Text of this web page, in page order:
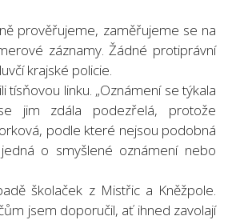
prověřujeme, zaměřujeme se na
záznamy. Žádné protiprávní
krajské policie.
linku. „Oznámení se týkala
jim zdála podezřelá, protože
podle které nejsou podobná
o smyšlené oznámení nebo
školaček z Mistřic a Kněžpole.
jsem doporučil, ať ihned zavolají